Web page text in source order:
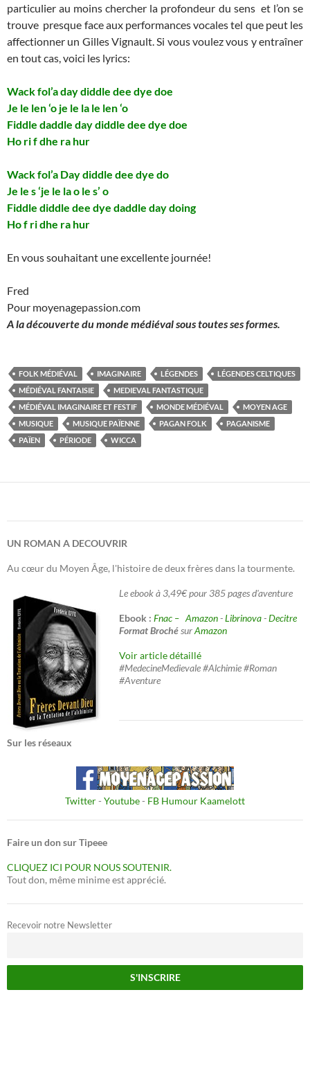
particulier au moins chercher la profondeur du sens et l’on se
trouve presque face aux performances vocales tel que peut les
affectionner un Gilles Vignault. Si vous voulez vous y entraîner
en tout cas, voici les lyrics:
Wack fol’a day diddle dee dye doe
Je le len ‘o je le la le len ‘o
Fiddle daddle day diddle dee dye doe
Ho ri f dhe ra hur
Wack fol’a Day diddle dee dye do
Je le s ‘je le la o le s’ o
Fiddle diddle dee dye daddle day doing
Ho f ri dhe ra hur
En vous souhaitant une excellente journée!
Fred
Pour moyenagepassion.com
A la découverte du monde médiéval sous toutes ses formes.
FOLK MÉDIÉVAL IMAGINAIRE LÉGENDES
LÉGENDES CELTIQUES
MÉDIÉVAL FANTAISIE
MEDIEVAL FANTASTIQUE
MÉDIÉVAL IMAGINAIRE ET FESTIF
MONDE MÉDIÉVAL
MOYEN AGE
MUSIQUE
MUSIQUE PAÏENNE PAGAN FOLK
PAGANISME
PAÏEN
PÉRIODE WICCA
UN ROMAN A DECOUVRIR
Au cœur du Moyen Âge, l'histoire de deux frères dans la tourmente.
Le ebook à 3,49€ pour 385 pages d'aventure
Ebook : Fnac – Amazon-Librinova-Decitre
Format BrochésurAmazon
Voir article détaillé
#MedecineMedievale #Alchimie #Roman
#Aventure
Sur les réseaux
Twitter- Youtube- FB Humour Kaamelott
Faire un don sur Tipeee
CLIQUEZ ICI POUR NOUS SOUTENIR.
Tout don, même minime est apprécié.
Recevoir notre Newsletter